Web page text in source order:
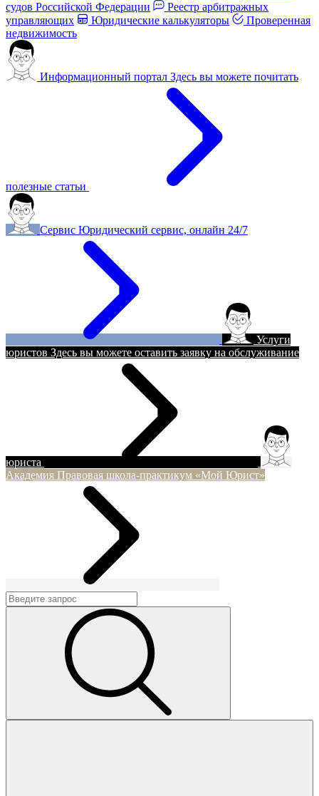
судов Российской Федерации
Реестр арбитражных
управляющих
Юридические калькуляторы
Проверенная
недвижимость
Информационный портал Здесь вы можете почитать
полезные статьи
Сервис Юридический сервис, онлайн 24/7
Услуги
юристов Здесь вы можете оставить заявку на обслуживание
юриста
Академия Правовая школа-практикум «Мой Юрист»